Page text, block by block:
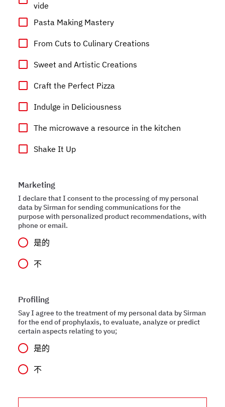
vide
Pasta Making Mastery
From Cuts to Culinary Creations
Sweet and Artistic Creations
Craft the Perfect Pizza
Indulge in Deliciousness
The microwave a resource in the kitchen
Shake It Up
Marketing
I declare that I consent to the processing of my personal
data by Sirman for sending communications for the
purpose with personalized product recommendations, with
phone or email.
是的
不
Profiling
Say I agree to the treatment of my personal data by Sirman
for the end of prophylaxis, to evaluate, analyze or predict
certain aspects relating to you;
是的
不